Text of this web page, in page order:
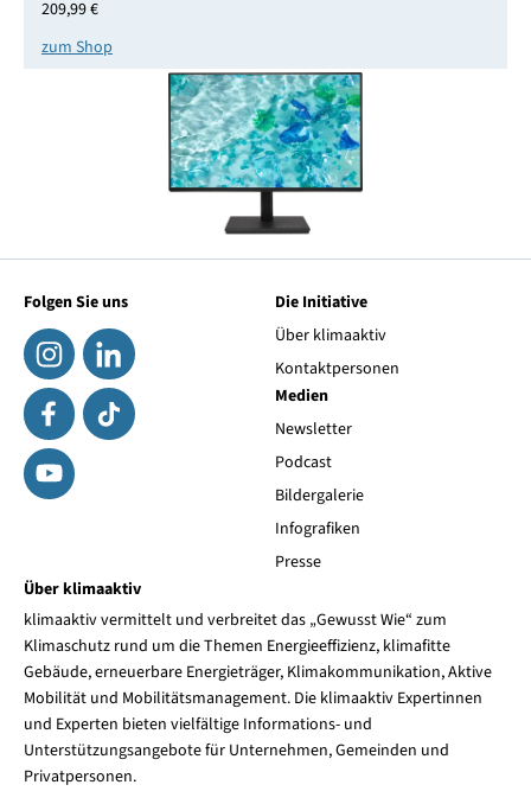
209,99 €
zum Shop
Folgen Sie uns
Die Initiative
Über klimaaktiv
Kontaktpersonen
Medien
Newsletter
Podcast
Bildergalerie
Infografiken
Presse
Über klimaaktiv
klimaaktiv vermittelt und verbreitet das „Gewusst Wie“ zum
Klimaschutz rund um die Themen Energieeffizienz, klimafitte
Gebäude, erneuerbare Energieträger, Klimakommunikation, Aktive
Mobilität und Mobilitätsmanagement. Die klimaaktiv Expertinnen
und Experten bieten vielfältige Informations- und
Unterstützungsangebote für Unternehmen, Gemeinden und
Privatpersonen.